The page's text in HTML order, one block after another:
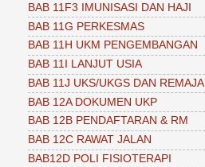
BAB 11F3 IMUNISASI DAN HAJI
BAB 11G PERKESMAS
BAB 11H UKM PENGEMBANGAN
BAB 11I LANJUT USIA
BAB 11J UKS/UKGS DAN REMAJA
BAB 12A DOKUMEN UKP
BAB 12B PENDAFTARAN & RM
BAB 12C RAWAT JALAN
BAB12D POLI FISIOTERAPI